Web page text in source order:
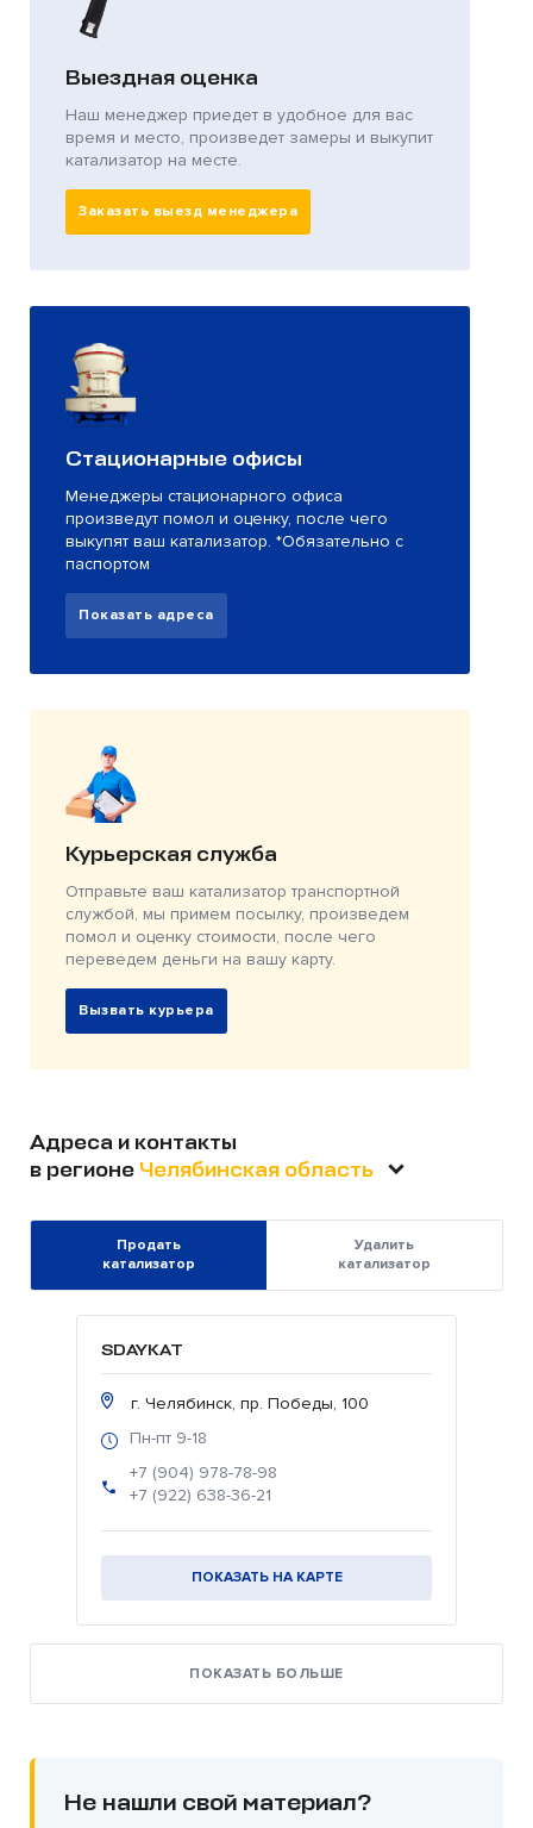
Выездная оценка
Наш менеджер приедет в удобное для вас
время и место, произведет замеры и выкупит
катализатор на месте.
Заказать выезд менеджера
Стационарные офисы
Менеджеры стационарного офиса
произведут помол и оценку, после чего
выкупят ваш катализатор. *Обязательно с
паспортом
Показать адреса
Курьерская служба
Отправьте ваш катализатор транспортной
службой, мы примем посылку, произведем
помол и оценку стоимости, после чего
переведем деньги на вашу карту.
Вызвать курьера
Адреса и контакты
в регионе Челябинская область
Продать
катализатор
Удалить
катализатор
SDAYKAT
г. Челябинск, пр. Победы, 100
Пн-пт 9-18
+7 (904) 978-78-98
+7 (922) 638-36-21
ПОКАЗАТЬ НА КАРТЕ
ПОКАЗАТЬ БОЛЬШЕ
Не нашли свой материал?